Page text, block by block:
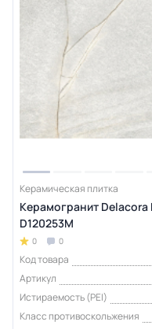
Керамическая плитка
Керамогранит
D120253M
0 0
Код товара
Артикул
Истираемость (PEI)
Класс противоскольжения